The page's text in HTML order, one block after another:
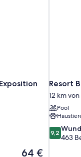
Der
64 €
Resort
12 km
Pool
9.2
von
9,2
463